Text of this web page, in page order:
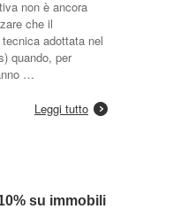
non è ancora
che il
adottata nel
quando, per
…
Leggi tutto
su immobili